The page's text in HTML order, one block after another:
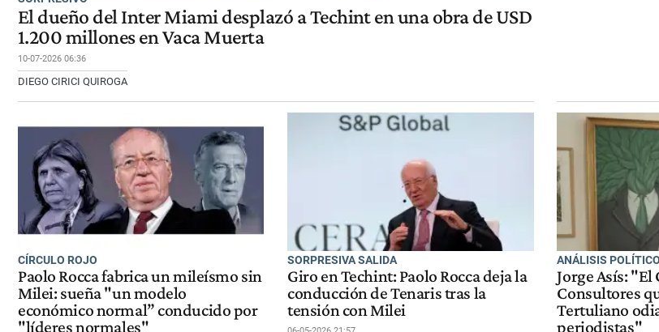
El dueño del Inter Miami desplazó a Techint en una obra de USD
1.200 millones en Vaca Muerta
10-07-2026 06:36
DIEGO CIRICI QUIROGA
CÍRCULO ROJO
Paolo Rocca fabrica un mileísmo sin
Milei: sueña "un modelo
económico normal” conducido por
"líderes normales"
SORPRESIVA SALIDA
Giro en Techint: Paolo Rocca deja la
conducción de Tenaris tras la
tensión con Milei
ANÁLISIS POLÍTICO
Jorge Asís: "El
Consultores
Tertuliano
periodistas"